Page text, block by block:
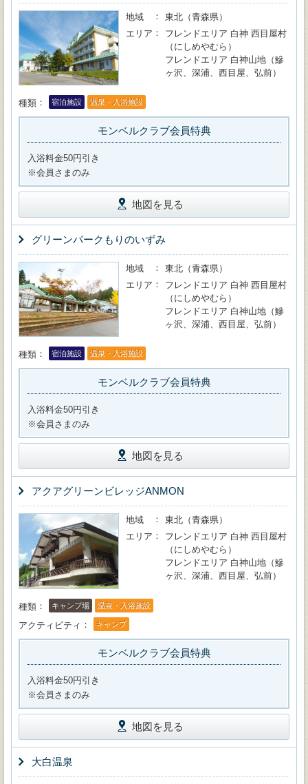
地域
東北（青森県）
エリア
フレンドエリア 白神 西目屋村
（にしめやむら）
フレンドエリア 白神山地（鰺
ヶ沢、深浦、西目屋、弘前）
種類 宿泊施設 温泉・入浴施設
モンベルクラブ会員特典
入浴料金50円引き
※会員さまのみ
地図を見る
グリーンパークもりのいずみ
地域
東北（青森県）
エリア
フレンドエリア 白神 西目屋村
（にしめやむら）
フレンドエリア 白神山地（鰺
ヶ沢、深浦、西目屋、弘前）
種類 宿泊施設 温泉・入浴施設
モンベルクラブ会員特典
入浴料金50円引き
※会員さまのみ
地図を見る
アクアグリーンビレッジANMON
地域
東北（青森県）
エリア
フレンドエリア 白神 西目屋村
（にしめやむら）
フレンドエリア 白神山地（鰺
ヶ沢、深浦、西目屋、弘前）
種類 キャンプ場 温泉・入浴施設
アクティビティ キャンプ
モンベルクラブ会員特典
入浴料金50円引き
※会員さまのみ
地図を見る
大白温泉